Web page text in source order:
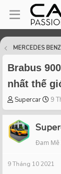
MERCEDES BENZ
Brabus
nhất thế
T
h
r
e
a
t
Supercar
S
t
r
t
t
9
Đam Mê
9 Tháng 10 2021